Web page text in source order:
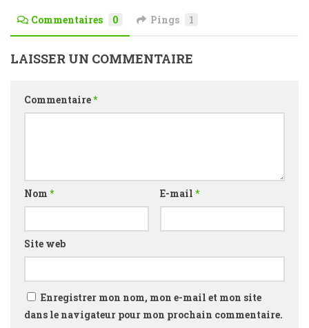
Commentaires 0 Pings 1
LAISSER UN COMMENTAIRE
Commentaire*
Nom * E-mail *
Site web
Enregistrer mon nom, mon e-mail et mon site
dans le navigateur pour mon prochain commentaire.